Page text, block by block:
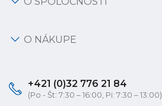
O NÁKUPE
+421 (0)32 776 21 84
(Po - Št: 7:30 – 16:00, Pi: 7:30 – 13:00)